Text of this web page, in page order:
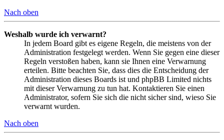
Nach oben
Weshalb wurde ich verwarnt?
In jedem Board gibt es eigene Regeln, die meistens von der
Administration festgelegt werden. Wenn Sie gegen eine dieser
Regeln verstoßen haben, kann sie Ihnen eine Verwarnung
erteilen. Bitte beachten Sie, dass dies die Entscheidung der
Administration dieses Boards ist und phpBB Limited nichts
mit dieser Verwarnung zu tun hat. Kontaktieren Sie einen
Administrator, sofern Sie sich die nicht sicher sind, wieso Sie
verwarnt wurden.
Nach oben